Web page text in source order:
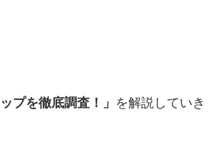
プを徹底調査！」 を解説していき